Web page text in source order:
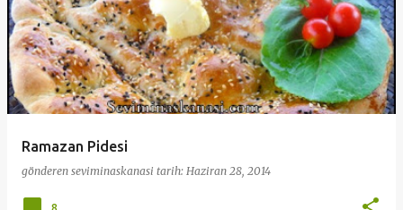
Ramazan Pidesi
gönderen seviminaskanasi tarih: Haziran 28, 2014